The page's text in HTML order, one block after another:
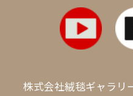
株式会社絨毯ギャラリ